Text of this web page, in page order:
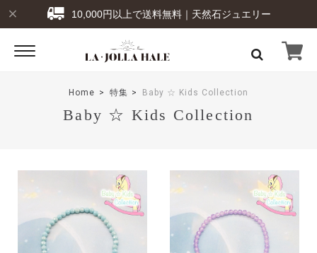
10,000円以上で送料無料｜天然石ジュエリー
Home 特集 Baby ☆ Kids Collection
Baby ☆ Kids Collection